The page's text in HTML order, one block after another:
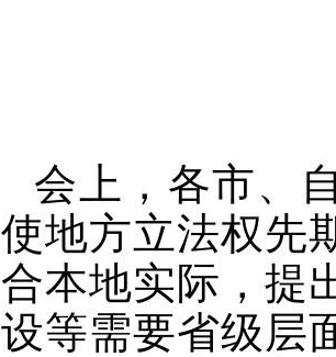
会上，各市、
使地方立法权先
合本地实际，提
设等需要省级层